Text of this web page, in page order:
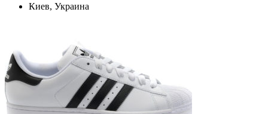
Киев, Украина